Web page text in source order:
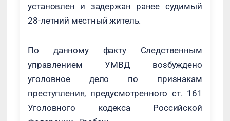
установлен и задержан ранее судимый
28-летний местный житель.
По данному факту Следственным
управлением УМВД возбуждено
уголовное дело по признакам
преступления, предусмотренного ст. 161
Уголовного кодекса Российской